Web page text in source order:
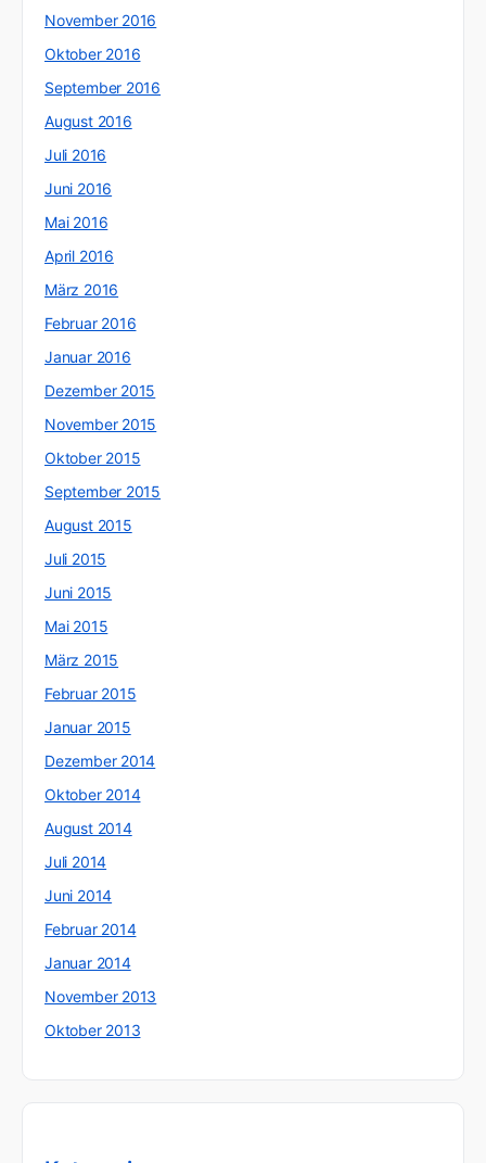
November 2016
Oktober 2016
September 2016
August 2016
Juli 2016
Juni 2016
Mai 2016
April 2016
März 2016
Februar 2016
Januar 2016
Dezember 2015
November 2015
Oktober 2015
September 2015
August 2015
Juli 2015
Juni 2015
Mai 2015
März 2015
Februar 2015
Januar 2015
Dezember 2014
Oktober 2014
August 2014
Juli 2014
Juni 2014
Februar 2014
Januar 2014
November 2013
Oktober 2013